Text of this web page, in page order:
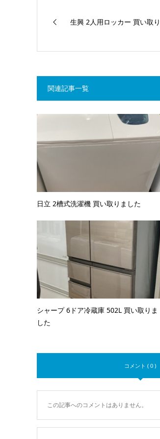
生興 2人用ロッカー 買い取
関連記事一覧
日立 2槽式洗濯機 買い取りました
シャープ 6ドア冷蔵庫 502L 買い取りま
した
コメント ( 0 )
この記事へのコメントはありません。